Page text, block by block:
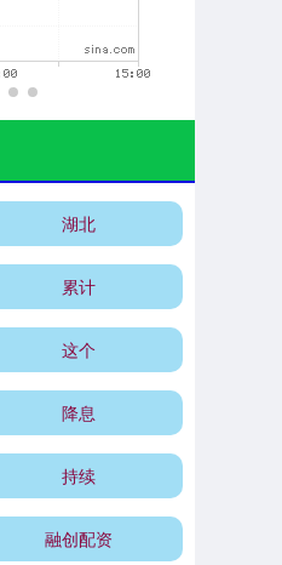
湖北
累计
这个
降息
持续
融创配资